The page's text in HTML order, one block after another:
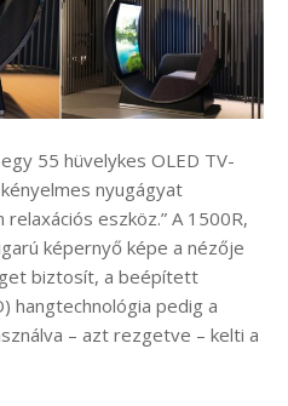
55 hüvelykes OLED TV-
nyugágyat
eszköz.” A 1500R,
képernyő képe a nézője
biztosít, a beépített
hangtechnológia pedig a
– azt rezgetve – kelti a